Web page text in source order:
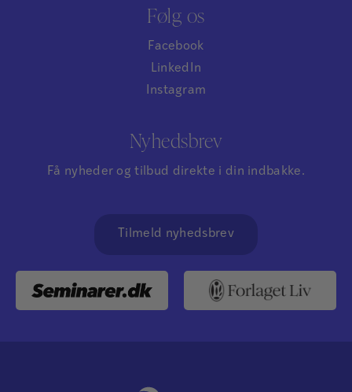
Følg os
Facebook
LinkedIn
Instagram
Nyhedsbrev
Få nyheder og tilbud direkte i din indbakke.
Tilmeld nyhedsbrev